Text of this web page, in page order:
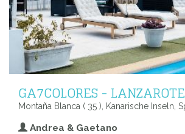
GA7COLORES - LANZAROTE
Montaña Blanca ( 35 ), Kanarische Inseln,
Andrea & Gaetano